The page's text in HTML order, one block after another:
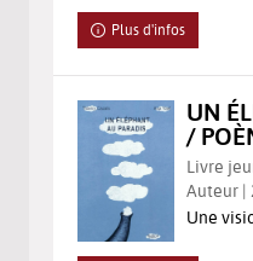
Plus d'infos
UN
/
Livre
Auteur |
Une